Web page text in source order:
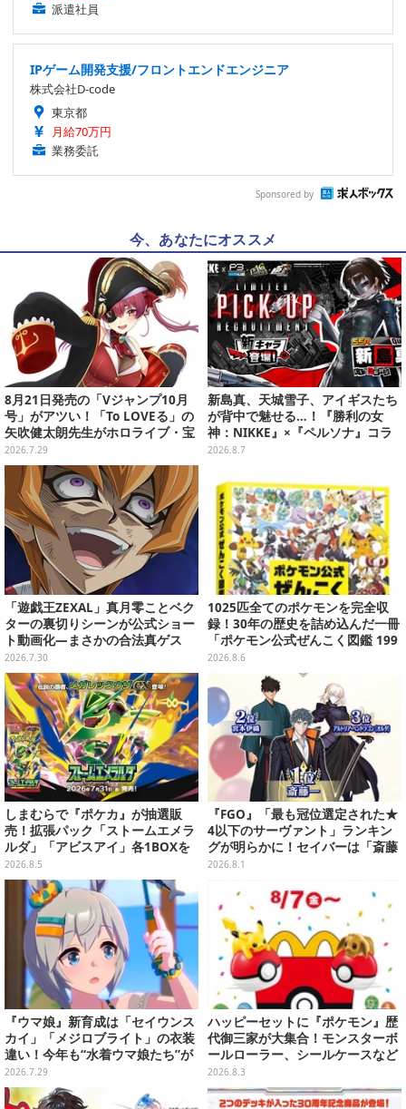
派遣社員
IPゲーム開発支援/フロントエンドエンジニア
株式会社D-code
東京都
月給70万円
業務委託
Sponsored by
今、あなたにオススメ
8月21日発売の「Vジャンプ10月
号」がアツい！「To LOVEる」の
矢吹健太朗先生がホロライブ・宝
鐘マリンを描く、豪華コラボ『ホ
ロカ』も付録
2026.7.29
新島真、天城雪子、アイギスたち
が背中で魅せる…！『勝利の女
神：NIKKE』×『ペルソナ』コラ
ボキャラ＆KV解禁
2026.8.7
「遊戯王ZEXAL」真月零ことベク
ターの裏切りシーンが公式ショー
ト動画化―まさかの合法真ゲス
2026.7.30
1025匹全てのポケモンを完全収
録！30年の歴史を詰め込んだ一冊
「ポケモン公式ぜんこく図鑑 199
6-2026」が大ボリューム
2026.8.6
しまむらで『ポケカ』が抽選販
売！拡張パック「ストームエメラ
ルダ」「アビスアイ」各1BOXを
ラインナップ
2026.8.5
『FGO』「最も冠位選定された★
4以下のサーヴァント」ランキン
グが明らかに！セイバーは「斎藤
一」が第1位に、アーチャーは★3
2026.8.1
『ウマ娘』新育成は「セイウンス
カイ」「メジロブライト」の衣装
違い！今年も“水着ウマ娘たち”が
夏を彩る
2026.7.29
ハッピーセットに『ポケモン』歴
代御三家が大集合！モンスターボ
ールローラー、シールケースなど
全12種が8月7日より順次提供
2026.8.3